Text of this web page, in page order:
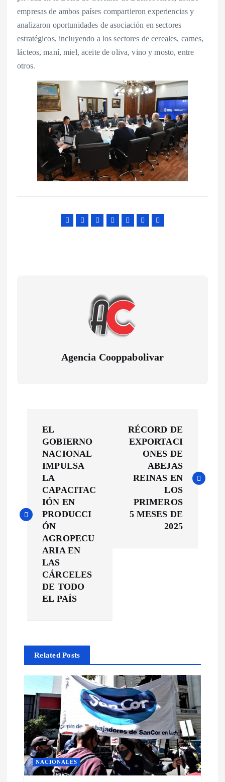
empresas de ambos países compartieron experiencias y
analizaron oportunidades de asociación en sectores
estratégicos, incluyendo a los sectores de cereales, carnes,
lácteos, maní, miel, aceite de oliva, vino y mosto, entre
otros.
Agencia Cooppabolivar
g
n
d
e
e
n
EL
GOBIERNO
NACIONAL
IMPULSA
LA
CAPACITAC
IÓN EN
PRODUCCI
ÓN
AGROPECU
ARIA EN
LAS
CÁRCELES
DE TODO
EL PAÍS
RÉCORD DE
EXPORTACI
ONES DE
ABEJAS
REINAS EN
LOS
PRIMEROS
5 MESES DE
2025
Related Posts
NACIONALES